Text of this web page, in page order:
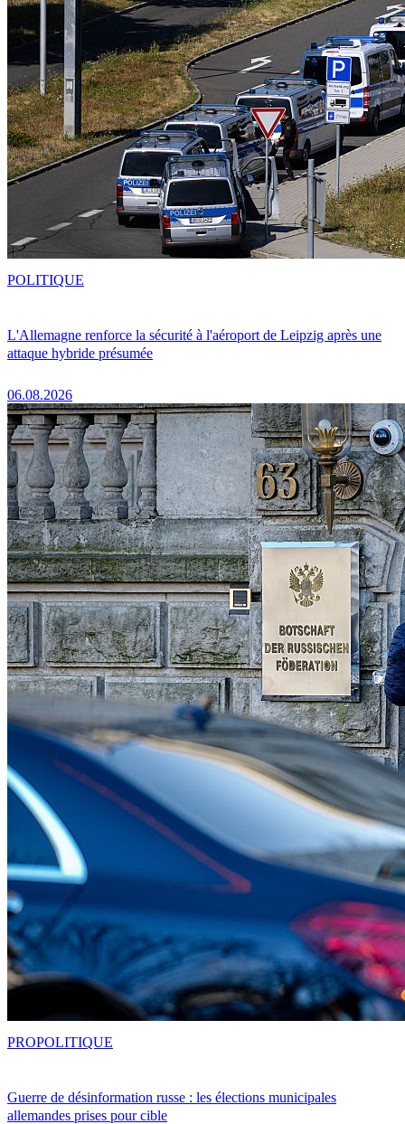
L'Allemagne renforce la sécurité à l'aéroport de Leipzig après une
attaque hybride présumée
06.08.2026
POLITIQUE
Guerre de désinformation russe : les élections municipales
allemandes prises pour cible
PROPOLITIQUE